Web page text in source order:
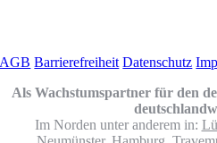
AGB Barrierefreiheit Datenschutz
Als Wachstumspartner für den
Im Norden unter anderem in: